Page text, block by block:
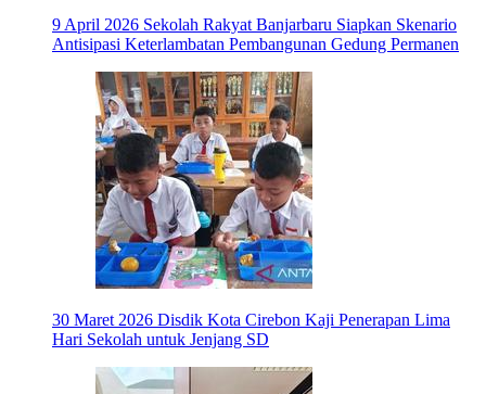
9 April 2026 Sekolah Rakyat Banjarbaru Siapkan Skenario
Antisipasi Keterlambatan Pembangunan Gedung Permanen
30 Maret 2026 Disdik Kota Cirebon Kaji Penerapan Lima
Hari Sekolah untuk Jenjang SD